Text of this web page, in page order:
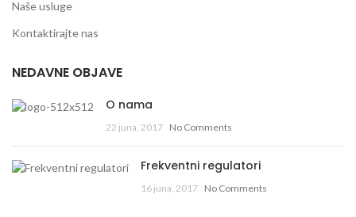
Naše usluge
Kontaktirajte nas
NEDAVNE OBJAVE
O nama
22 juna, 2017 No Comments
Frekventni regulatori
16 juna, 2017 No Comments